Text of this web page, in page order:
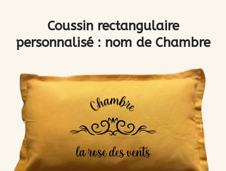
Coussin rectangulaire
personnalisé : nom de Chambre